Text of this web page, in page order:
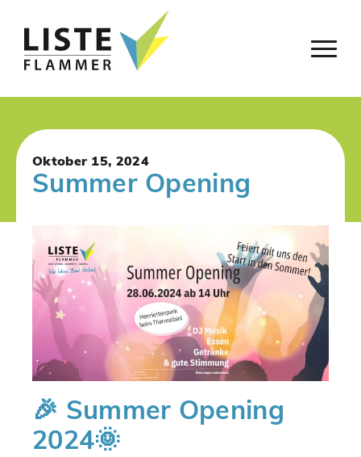
Oktober 15, 2024
Summer Opening
🎉 Summer Opening
2024🌞